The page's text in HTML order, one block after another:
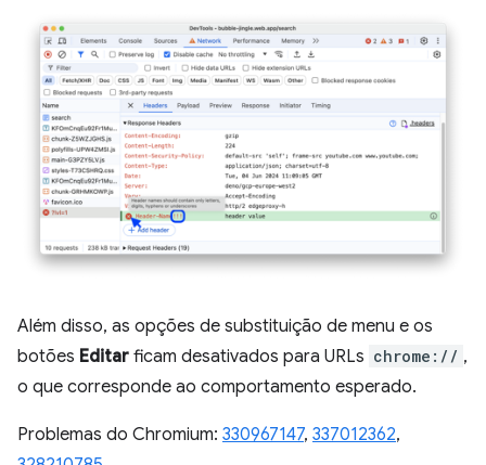
Além disso, as opções de substituição de menu e os
botões Editar ficam desativados para URLs chrome:// ,
o que corresponde ao comportamento esperado.
Problemas do Chromium: 330967147, 337012362,